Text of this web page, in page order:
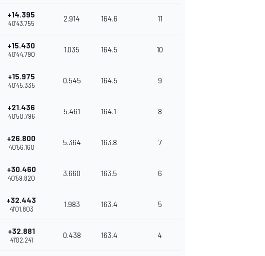
+14.395
40'43.755
2.914 164.6 11
+15.430
40'44.790
1.035 164.5 10
+15.975
40'45.335
0.545 164.5 9
+21.436
40'50.796
5.461 164.1 8
+26.800
40'56.160
5.364 163.8 7
+30.460
40'59.820
3.660 163.5 6
+32.443
41'01.803
1.983 163.4 5
+32.881
41'02.241
0.438 163.4 4